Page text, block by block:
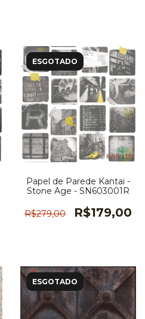
ESGOTADO
Papel de Parede Kantai -
Stone Age - SN603001R
R$279,00 R$179,00
ESGOTADO